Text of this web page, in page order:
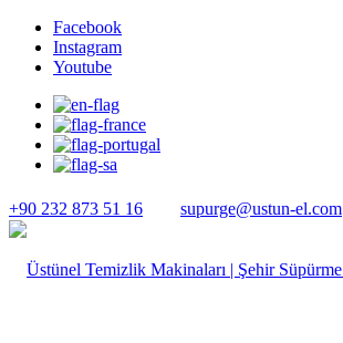
Facebook
Instagram
Youtube
+90 232 873 51 16 supurge@ustun-el.com